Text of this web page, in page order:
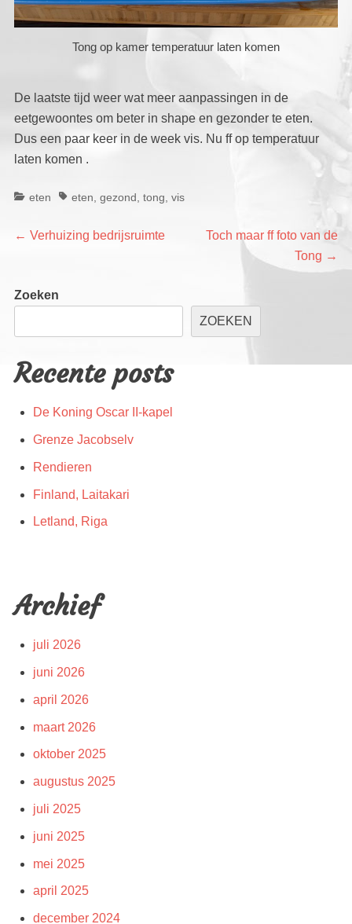
Tong op kamer temperatuur laten komen
De laatste tijd weer wat meer aanpassingen in de
eetgewoontes om beter in shape en gezonder te eten.
Dus een paar keer in de week vis. Nu ff op temperatuur
laten komen .
Categorieën
eten Tagseten gezond tong vis
Bericht
← Vorig
Verhuizing bedrijsruimte
Volgend
Toch maar ff foto van de
Tong →
Zoeken
ZOEKEN
Recente posts
De Koning Oscar II-kapel
Grenze Jacobselv
Rendieren
Finland, Laitakari
Letland, Riga
Archief
juli 2026
juni 2026
april 2026
maart 2026
oktober 2025
augustus 2025
juli 2025
juni 2025
mei 2025
april 2025
december 2024